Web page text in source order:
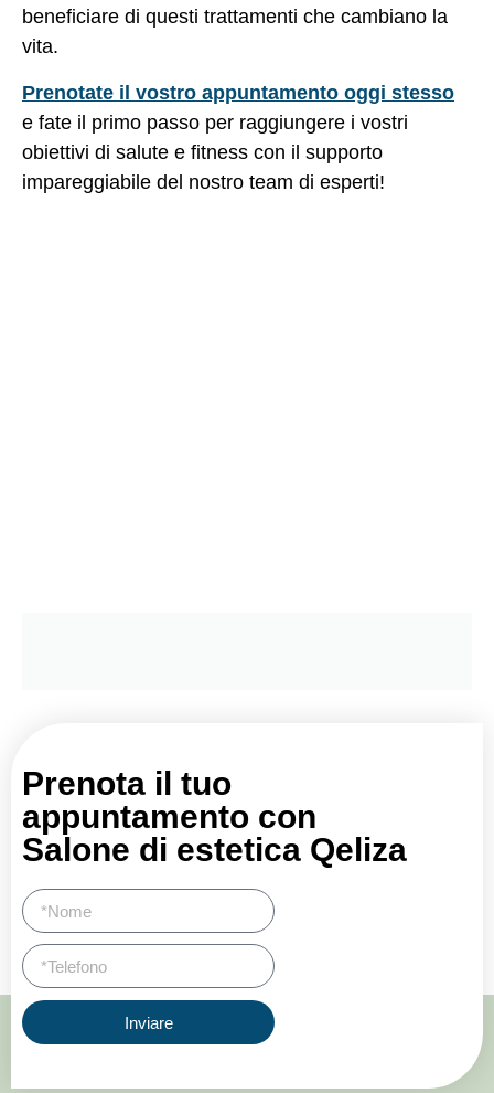
beneficiare di questi trattamenti che cambiano la
vita.
Prenotate il vostro appuntamento oggi stesso
e fate il primo passo per raggiungere i vostri
obiettivi di salute e fitness con il supporto
impareggiabile del nostro team di esperti!
Prenota il tuo
appuntamento con
Salone di estetica Qeliza
Inviare